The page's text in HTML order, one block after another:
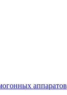
аппаратов